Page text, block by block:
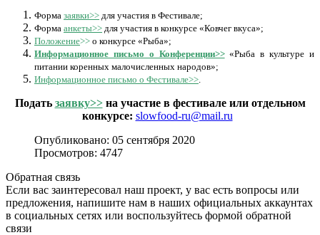
Форма заявки>> для участия в Фестивале;
Форма анкеты>> для участия в конкурсе «Ковчег вкуса»;
Положение>> о конкурсе «Рыба»;
Информационное письмо о Конференции>> «Рыба в культуре и
питании коренных малочисленных народов»;
Информационное письмо о Фестивале>>
Подать заявку>>на участие в фестивале или отдельном
конкурсе: slowfood-ru@mail.ru
Опубликовано: 05 сентября 2020
Просмотров: 4747
Обратная связь
Если вас заинтересовал наш проект, у вас есть вопросы или
предложения, напишите нам в наших официальных аккаунтах
в социальных сетях или воспользуйтесь формой обратной
связи